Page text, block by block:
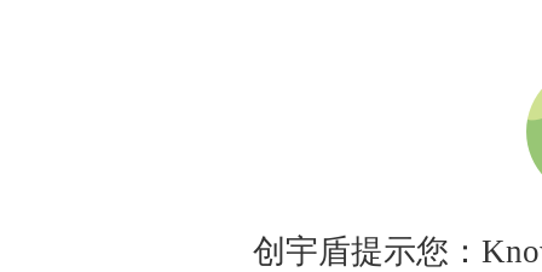
创宇盾提示您：